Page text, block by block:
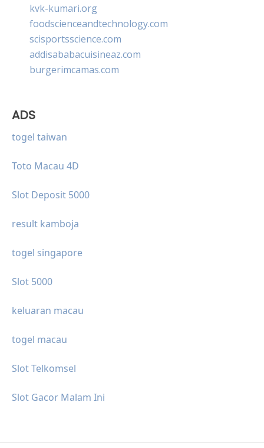
kvk-kumari.org
foodscienceandtechnology.com
scisportsscience.com
addisababacuisineaz.com
burgerimcamas.com
ADS
togel taiwan
Toto Macau 4D
Slot Deposit 5000
result kamboja
togel singapore
Slot 5000
keluaran macau
togel macau
Slot Telkomsel
Slot Gacor Malam Ini